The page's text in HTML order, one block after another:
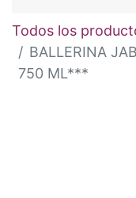
Todos los
BALLERINA
750 ML***